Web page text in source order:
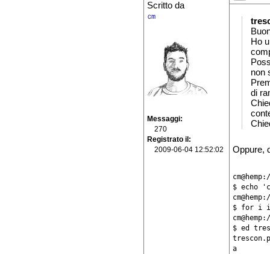
Scritto da
㎝
Messaggi
270
Registrato il
2009-06-04 12:52:02
Ho
non
di
Oppure,
$ echo
$ for i
$ ed
a